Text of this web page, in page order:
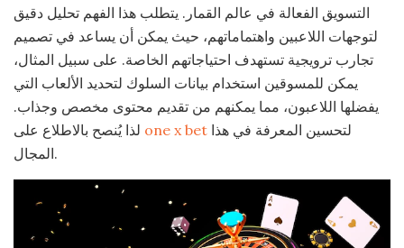
التسويق الفعالة في عالم القمار. يتطلب هذا الفهم تحليل دقيق
لتوجهات اللاعبين واهتماماتهم، حيث يمكن أن يساعد في تصميم
تجارب ترويجية تستهدف احتياجاتهم الخاصة. على سبيل المثال،
يمكن للمسوقين استخدام بيانات السلوك لتحديد الألعاب التي
يفضلها اللاعبون، مما يمكنهم من تقديم محتوى مخصص وجذاب.
one x bet
المجال.